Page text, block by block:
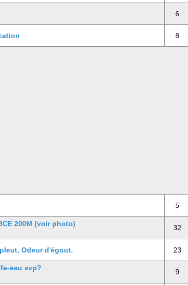
6
8
5
200M (voir photo) 32
Odeur d'égout. 23
eau svp? 9